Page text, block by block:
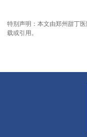
特别声明：本文由郑州甜丁
载或引用。